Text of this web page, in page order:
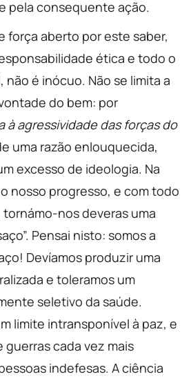
pela consequente ação.
força aberto por este saber,
ética e todo o
é inócuo. Não se limita a
do bem: por
à agressividade das forças do
uma razão enlouquecida,
excesso de ideologia. Na
nosso progresso, e com todo
nos deveras uma
Pensai nisto: somos a
Devíamos produzir uma
e toleramos um
seletivo da saúde.
limite intransponível à paz, e
guerras cada vez mais
indefesas. A ciência